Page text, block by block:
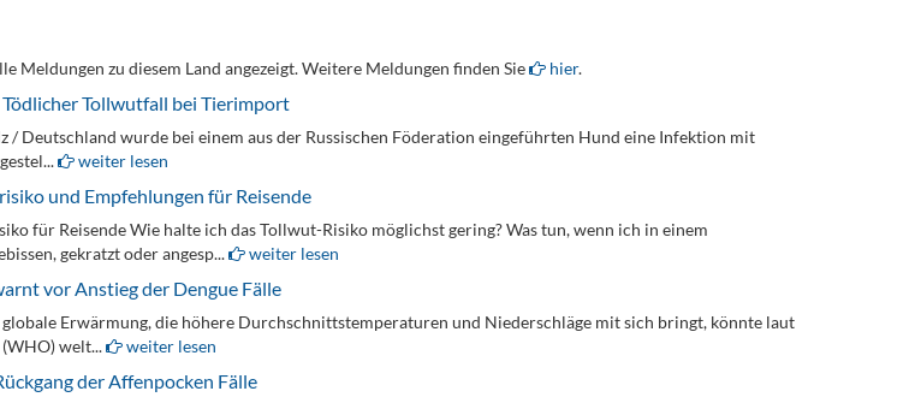
Meldungen zu diesem Land angezeigt. Weitere Meldungen finden Sie hier.
Tollwutfall bei Tierimport
/ Deutschland wurde bei einem aus der Russischen Föderation eingeführten Hund eine Infektion mit
weiter lesen
und Empfehlungen für Reisende
für Reisende Wie halte ich das Tollwut-Risiko möglichst gering? Was tun, wenn ich in einem
gekratzt oder angesp...
weiter lesen
vor Anstieg der Dengue Fälle
Erwärmung, die höhere Durchschnittstemperaturen und Niederschläge mit sich bringt, könnte laut
welt...
weiter lesen
der Affenpocken Fälle